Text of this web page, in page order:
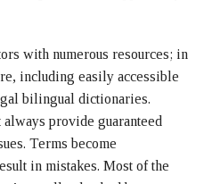
with numerous resources; in
including easily accessible
bilingual dictionaries.
provide guaranteed
Terms become
in mistakes. Most of the